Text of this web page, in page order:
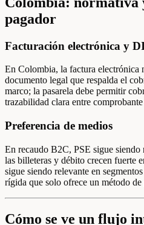
pagador
Facturación electrónica y
En Colombia, la factura electrónica
documento legal que respalda el
marco; la pasarela debe permitir
trazabilidad clara entre
Preferencia de medios
En recaudo B2C, PSE sigue siendo
las billeteras y débito crecen fuerte
sigue siendo relevante en
rígida que solo ofrece un método
Cómo se ve un flujo